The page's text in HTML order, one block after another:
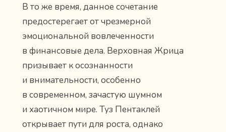
В то же время, данное сочетание
предостерегает от чрезмерной
эмоциональной вовлеченности
в финансовые дела. Верховная Жрица
призывает к осознанности
и внимательности, особенно
в современном, зачастую шумном
и хаотичном мире. Туз Пентаклей
открывает пути для роста, однако